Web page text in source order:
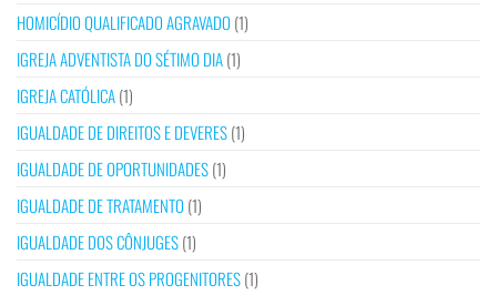
HOMICÍDIO QUALIFICADO AGRAVADO (1)
IGREJA ADVENTISTA DO SÉTIMO DIA(1)
IGREJA CATÓLICA(1)
IGUALDADE DE DIREITOS E DEVERES(1)
IGUALDADE DE OPORTUNIDADES(1)
IGUALDADE DE TRATAMENTO (1)
IGUALDADE DOS CÔNJUGES(1)
IGUALDADE ENTRE OS PROGENITORES(1)